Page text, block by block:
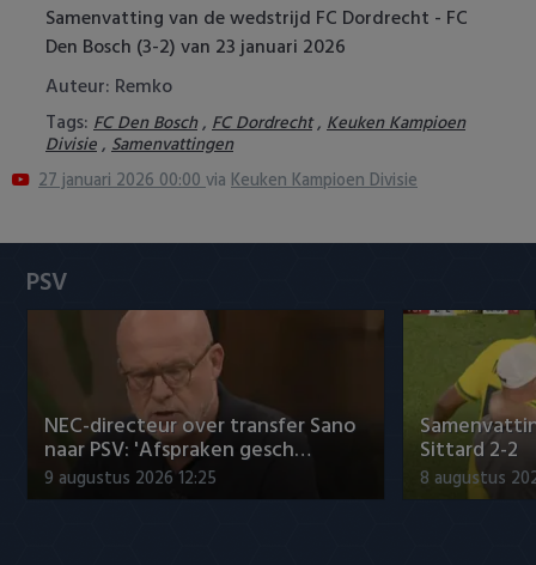
FC Twente
FC Utrecht
Feyenoord
Heracles Almelo
PEC Zwolle
Roda JC
SC Heerenveen
Vrouwenvoetbal
Champions League
Europa League
Conference League
Samenvatting van de wedstrijd FC Dordrecht - FC
Den Bosch (3-2) van 23 januari 2026
Auteur: Remko
Tags: FC Den Bosch, FC Dordrecht, Keuken Kampioen
Divisie, Samenvattingen
27 januari 2026 00:00via Keuken Kampioen Divisie
PSV
NEC-directeur over transfer Sano
naar PSV: 'Afspraken gesch…
9 augustus 2026 12:25
Sittard 2-2
8 augustus